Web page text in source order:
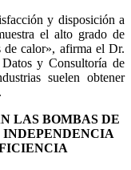
y disposición a
el alto grado de
de calor», afirma el Dr.
y Consultoría de
suelen obtener
LAS BOMBAS DE